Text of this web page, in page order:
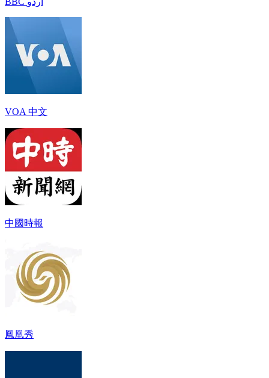
VOA 中文
中國時報
鳳凰秀